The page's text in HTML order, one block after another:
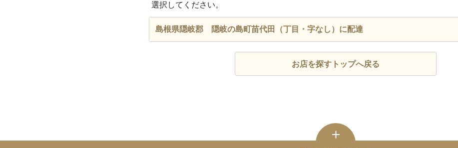
選択してください。
島根県隠岐郡 隠岐の島町苗代田（丁目・字なし）に配達
お店を探すトップへ戻る